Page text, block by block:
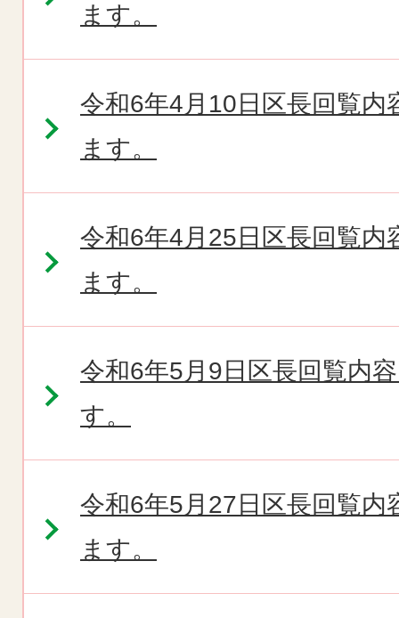
ます。
令和6年4月10日区長回覧
ます。
令和6年4月25日区長回覧
ます。
令和6年5月9日区長回覧内
す。
令和6年5月27日区長回覧
ます。